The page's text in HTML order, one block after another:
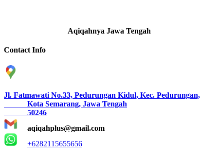
Aqiqahnya Jawa Tengah
Contact Info
Jl. Fatmawati No.33, Pedurungan Kidul, Kec. Pedurungan,
Kota Semarang, Jawa Tengah
50246
aqiqahplus@gmail.com
+6282115655656